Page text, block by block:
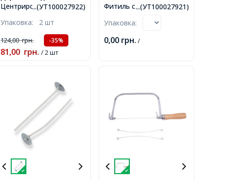
...(УТ100027922)
Центрирования Фитиля
Металлический,
Платина, 96х25х1мм,
Отверстие 1мм, 6мм,
9мм,
Упаковка: 2 шт
124,00грн. -35%
81,00 грн. / 2 шт
...(УТ100027921)
Фитиль с Пчелиным
1.2мм, около 61м/
Упаковка:
0,00 грн. /